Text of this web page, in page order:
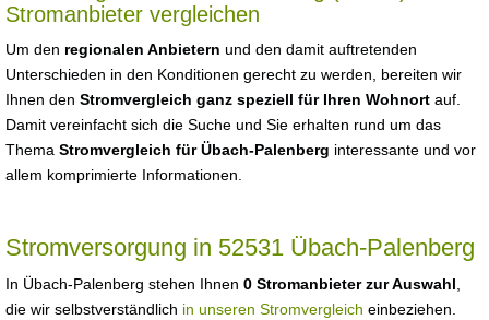
Stromanbieter vergleichen
Um den regionalen Anbietern und den damit auftretenden
Unterschieden in den Konditionen gerecht zu werden, bereiten wir
Ihnen den Stromvergleich ganz speziell für Ihren Wohnort auf.
Damit vereinfacht sich die Suche und Sie erhalten rund um das
Thema Stromvergleich für Übach-Palenberg interessante und vor
allem komprimierte Informationen.
Stromversorgung in 52531 Übach-Palenberg
In Übach-Palenberg stehen Ihnen 0 Stromanbieter zur Auswahl
die wir selbstverständlich in unseren Stromvergleich einbeziehen.